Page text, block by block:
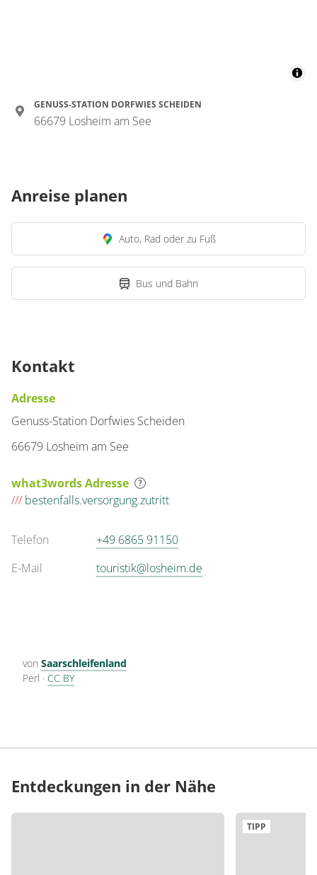
GENUSS-STATION DORFWIES SCHEIDEN
66679 Losheim am See
Anreise planen
Auto, Rad oder zu Fuß
Bus und Bahn
Kontakt
Adresse
Genuss-Station Dorfwies Scheiden
66679 Losheim am See
what3words Adresse
/// bestenfalls.versorgung.zutritt
Telefon
+49 6865 91150
E-Mail
touristik@losheim.de
von Saarschleifenland
Perl · CC BY
Entdeckungen in der Nähe
TIPP